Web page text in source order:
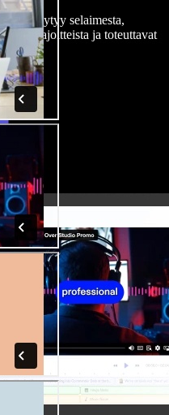
löytyy selaimesta,
rajoitteista ja toteuttavat